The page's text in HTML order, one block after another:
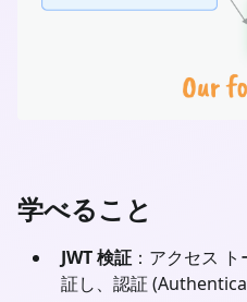
学べること
JWT 検証 ：アクセス
証し、認証